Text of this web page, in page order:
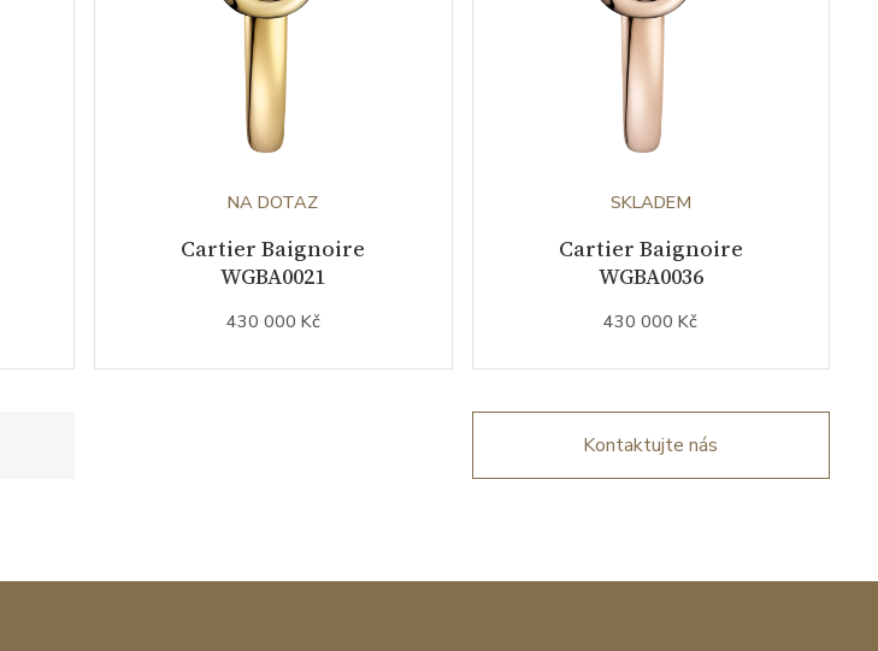
NA DOTAZ
Cartier Baignoire
WGBA0021
430 000 Kč
SKLADEM
Cartier Baignoire
WGBA0036
430 000 Kč
Kontaktujte nás